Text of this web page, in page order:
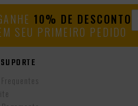
10% DE DESCONTO
SEU PRIMEIRO PEDIDO